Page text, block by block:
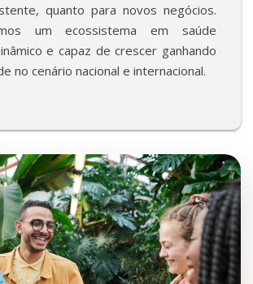
quanto para novos negócios.
um ecossistema em saúde
e capaz de crescer ganhando
no cenário nacional e internacional.